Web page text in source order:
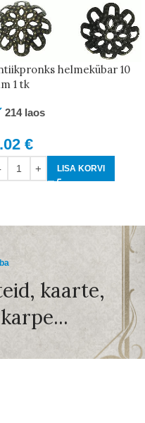
helmekübar 10
1 tk
214 laos
€
LISA KORVI
kaarte,